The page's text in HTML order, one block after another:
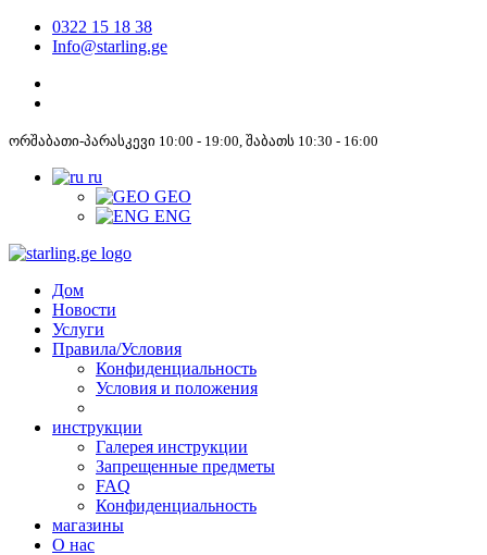
0322 15 18 38
Info@starling.ge
ორშაბათი-პარასკევი 10:00 - 19:00, შაბათს 10:30 - 16:00
ru
GEO
ENG
Дом
Новости
Услуги
Правила/Условия
Конфиденциальность
Условия и положения
инструкции
Галерея инструкции
Запрещенные предметы
FAQ
Конфиденциальность
магазины
O нас